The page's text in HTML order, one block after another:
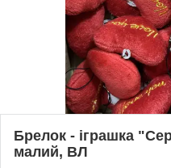
Брелок - іграшка
малий, ВЛ